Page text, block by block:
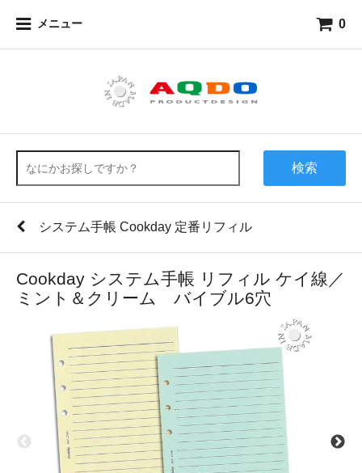
メニュー 0
検索
システム手帳 Cookday 定番リフィル
Cookday システム手帳 リフィル ケイ線／
ミント＆クリーム バイブル6穴